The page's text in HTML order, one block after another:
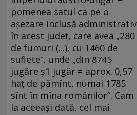
pomenea satul ca pe o
aşezare inclusă administrativ
în acest judeţ, care avea „280
de fumuri (...), cu 1460 de
suflete“, unde „din 8745
jugăre ş1 jugăr = aprox. 0,57
haţ de pămînt, numai 1785
sînt în mîna românilor“. Cam
la aceeaşi dată, cel mai